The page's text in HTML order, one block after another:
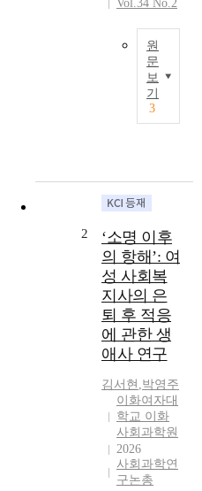
Vol.34 No.2
원
문
보
기
3
2
‘소명 이후
의 항해’: 여
성 사회복
지사의 은
퇴 후 적응
에 관한 생
애사 연구
김서현 ,박영주
이화여자대
학교 이화
사회과학원
2026
사회과학연
구논총